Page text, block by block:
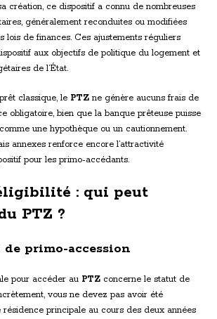
création, ce dispositif a connu de nombreuses
généralement reconduites ou modifiées
lois de finances. Ces ajustements réguliers
aux objectifs de politique du logement et
de l’État.
classique, le PTZ ne génère aucuns frais de
obligatoire, bien que la banque prêteuse puisse
une hypothèque ou un cautionnement.
annexes renforce encore l’attractivité
pour les primo-accédants.
: qui peut
PTZ ?
primo-accession
pour accéder au PTZ concerne le statut de
vous ne devez pas avoir été
principale au cours des deux années